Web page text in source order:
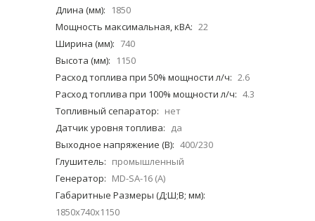
Длина (мм):
1850
Мощность максимальная, кВА: 22
Ширина (мм): 740
Высота (мм):
1150
Расход топлива при 50% мощности л/ч: 2.6
Расход топлива при 100% мощности л/ч: 4.3
Топливный сепаратор: нет
Датчик уровня топлива: да
Выходное напряжение (В): 400/230
Глушитель: промышленный
Генератор: MD-SA-16 (A)
Габаритные Размеры (Д;Ш;В; мм):
1850х740х1150